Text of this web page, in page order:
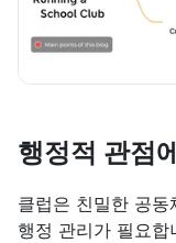
행정적 관점
클럽은 친밀한 공
행정 관리가 필요